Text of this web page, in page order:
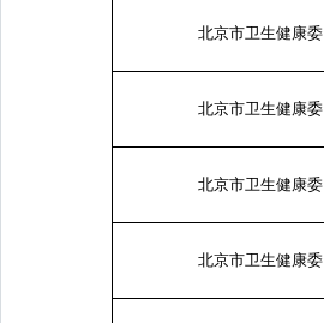
北京市卫生健康委
北京市卫生健康委
北京市卫生健康委
北京市卫生健康委